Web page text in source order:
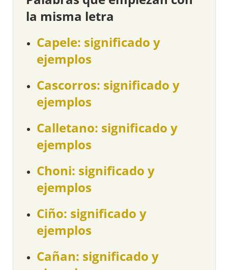
la misma letra
Capele: significado y
ejemplos
Cascorros: significado y
ejemplos
Calletano: significado y
ejemplos
Choni: significado y
ejemplos
Ciño: significado y
ejemplos
Cañan: significado y